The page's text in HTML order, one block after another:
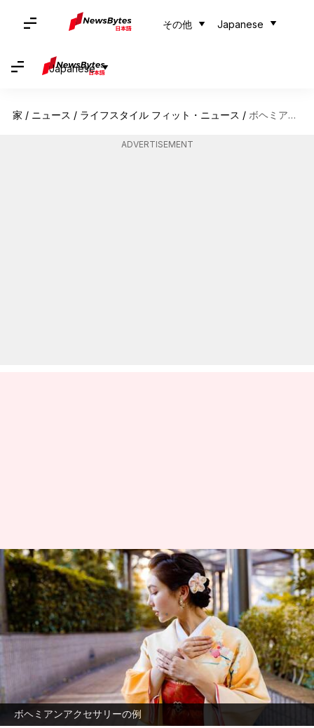
その他 Japanese
Japanese
家 / ニュース / ライフスタイル フィット・ニュース / ボヘミアンアクセサリーと浴衣の調和
ADVERTISEMENT
ボヘミアンアクセサリーの例
ボヘミアンアクセサリーと浴衣
の調和
著者 Keito Komeda Jun 09, 2026 02:35 pm
日本の夏祭りや花火大会でよく見かける浴衣
は、伝統的な和装として親しまれています。
しかし、最近では西洋のボヘミアンスタイル